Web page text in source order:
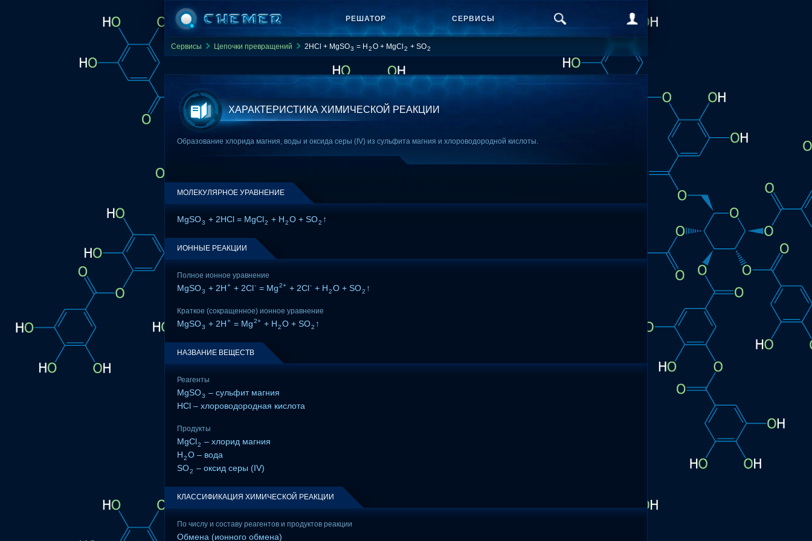
РЕШАТОР СЕРВИСЫ
Сервисы Цепочки превращений 2HCl + MgSO3 = H 2O + MgCl 2 + SO2
ХАРАКТЕРИСТИКА ХИМИЧЕСКОЙ РЕАКЦИИ
Образование хлорида магния, воды и оксида серы (IV) из сульфита магния и хлороводородной кислоты.
МОЛЕКУЛЯРНОЕ УРАВНЕНИЕ
MgSO3 + 2HCl = MgCl2 + H2O + SO2 ↑
ИОННЫЕ РЕАКЦИИ
Полное ионное уравнение
MgSO3 + 2H+ + 2Cl- = Mg2+ + 2Cl- + H2O + SO2 ↑
Краткое (сокращенное) ионное уравнение
MgSO3 + 2H+ = Mg2+ + H2O + SO2 ↑
НАЗВАНИЕ ВЕЩЕСТВ
Реагенты
MgSO3 – сульфит магния
HCl – хлороводородная кислота
Продукты
MgCl2 – хлорид магния
H2O – вода
SO2 – оксид серы (IV)
КЛАССИФИКАЦИЯ ХИМИЧЕСКОЙ РЕАКЦИИ
По числу и составу реагентов и продуктов реакции
Обмена (ионного обмена)